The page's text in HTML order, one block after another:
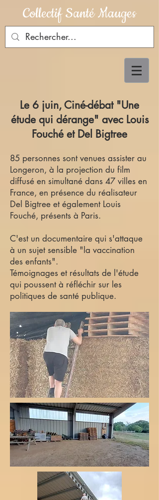
Collectif Santé Mauges
Le 6 juin, Ciné-débat "Une
étude qui dérange" avec Louis
Fouché et Del Bigtree
85 personnes sont venues assister au
Longeron, à la projection du film
diffusé en simultané dans 47 villes en
France, en présence du réalisateur
Del Bigtree et également Louis
Fouché, présents à Paris.
C'est un documentaire qui s'attaque
à un sujet sensible "la vaccination
des enfants".
Témoignages et résultats de l'étude
qui poussent à réfléchir sur les
politiques de santé publique.